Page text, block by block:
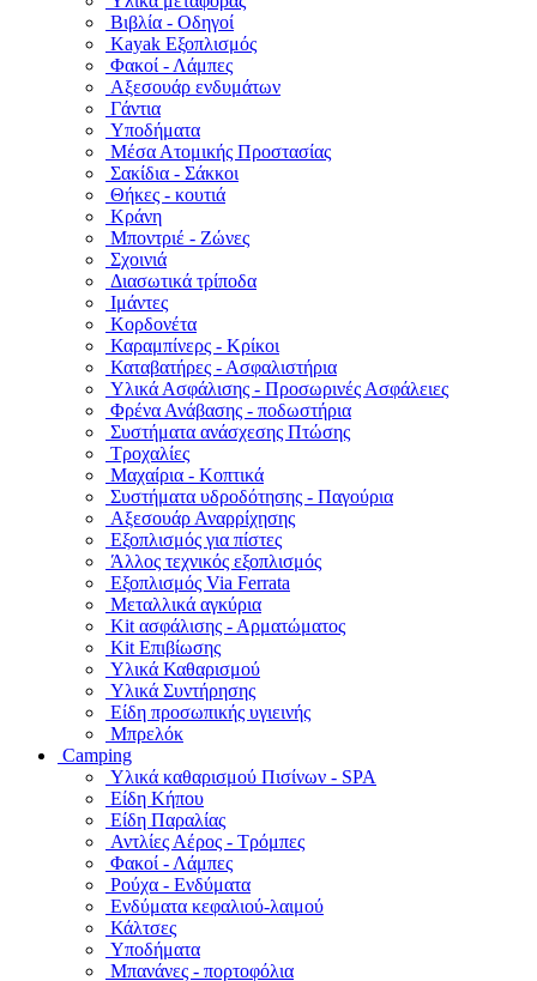
Βιβλία - Οδηγοί
Kayak Εξοπλισμός
Φακοί - Λάμπες
Αξεσουάρ ενδυμάτων
Γάντια
Υποδήματα
Μέσα Ατομικής Προστασίας
Σακίδια - Σάκκοι
Θήκες - κουτιά
Κράνη
Μποντριέ - Ζώνες
Σχοινιά
Διασωτικά τρίποδα
Ιμάντες
Κορδονέτα
Καραμπίνερς - Κρίκοι
Καταβατήρες - Ασφαλιστήρια
Υλικά Ασφάλισης - Προσωρινές Ασφάλειες
Φρένα Ανάβασης - ποδωστήρια
Συστήματα ανάσχεσης Πτώσης
Τροχαλίες
Μαχαίρια - Κοπτικά
Συστήματα υδροδότησης - Παγούρια
Αξεσουάρ Αναρρίχησης
Εξοπλισμός για πίστες
Άλλος τεχνικός εξοπλισμός
Εξοπλισμός Via Ferrata
Μεταλλικά αγκύρια
Kit ασφάλισης - Αρματώματος
Kit Επιβίωσης
Υλικά Καθαρισμού
Υλικά Συντήρησης
Είδη προσωπικής υγιεινής
Μπρελόκ
Camping
Υλικά καθαρισμού Πισίνων - SPA
Είδη Κήπου
Είδη Παραλίας
Αντλίες Αέρος - Τρόμπες
Φακοί - Λάμπες
Ρούχα - Ενδύματα
Ενδύματα κεφαλιού-λαιμού
Κάλτσες
Υποδήματα
Μπανάνες - πορτοφόλια